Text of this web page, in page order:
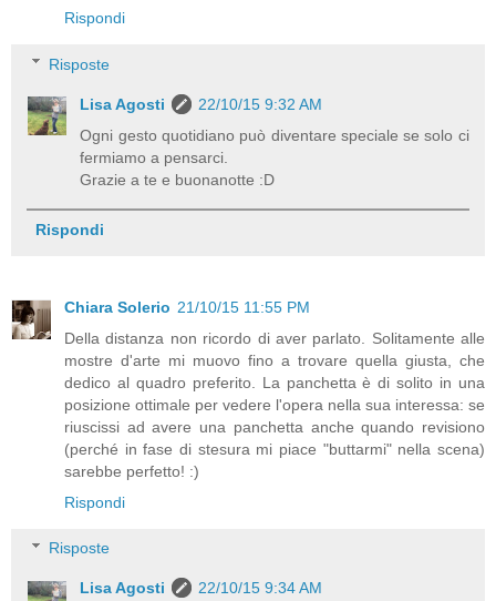
Rispondi
Risposte
Lisa Agosti
22/10/15 9:32 AM
Ogni gesto quotidiano può diventare speciale se solo ci
fermiamo a pensarci.
Grazie a te e buonanotte :D
Rispondi
Chiara Solerio 21/10/15 11:55 PM
Della distanza non ricordo di aver parlato. Solitamente alle
mostre d'arte mi muovo fino a trovare quella giusta, che
dedico al quadro preferito. La panchetta è di solito in una
posizione ottimale per vedere l'opera nella sua interessa: se
riuscissi ad avere una panchetta anche quando revisiono
(perché in fase di stesura mi piace "buttarmi" nella scena)
sarebbe perfetto! :)
Rispondi
Risposte
Lisa Agosti
22/10/15 9:34 AM